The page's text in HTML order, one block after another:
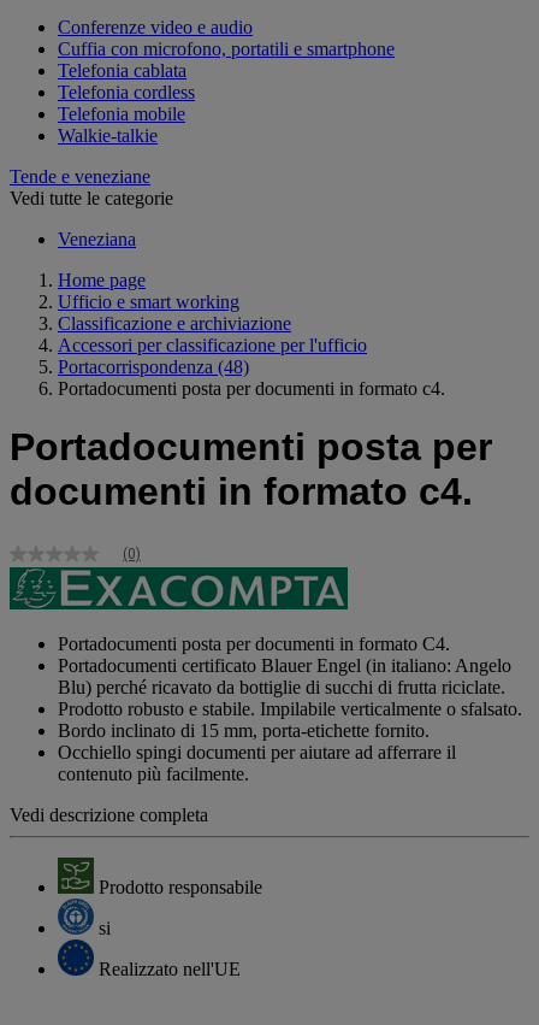
Conferenze video e audio
Cuffia con microfono, portatili e smartphone
Telefonia cablata
Telefonia cordless
Telefonia mobile
Walkie-talkie
Tende e veneziane
Vedi tutte le categorie
Veneziana
Home page
Ufficio e smart working
Classificazione e archiviazione
Accessori per classificazione per l'ufficio
Portacorrispondenza (48)
Portadocumenti posta per documenti in formato c4.
Portadocumenti posta per
documenti in formato c4.
Nessuna
valutazione
Stesso
pagina.
(0)
Portadocumenti posta per documenti in formato C4.
Portadocumenti certificato Blauer Engel (in italiano: Angelo
Blu) perché ricavato da bottiglie di succhi di frutta riciclate.
Prodotto robusto e stabile. Impilabile verticalmente o sfalsato.
Bordo inclinato di 15 mm, porta-etichette fornito.
Occhiello spingi documenti per aiutare ad afferrare il
contenuto più facilmente.
Vedi descrizione completa
Prodotto responsabile
si
Realizzato nell'UE